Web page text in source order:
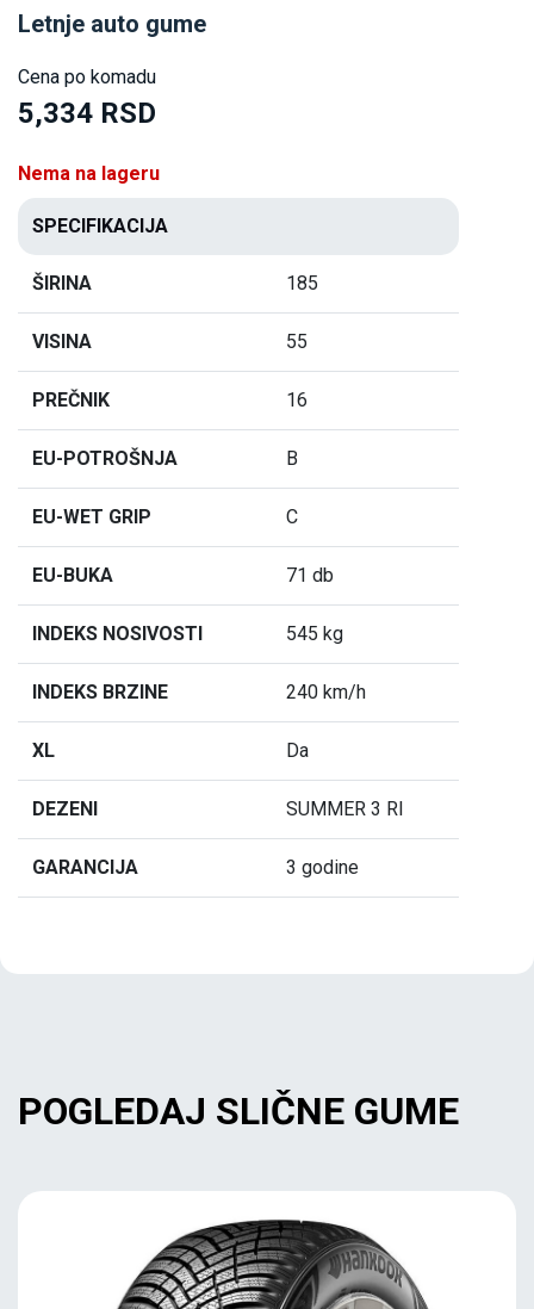
Letnje auto gume
Cena po komadu
5,334 RSD
Nema na lageru
SPECIFIKACIJA
ŠIRINA 185
VISINA 55
PREČNIK 16
EU-POTROŠNJA B
EU-WET GRIP C
EU-BUKA 71 db
INDEKS NOSIVOSTI 545 kg
INDEKS BRZINE 240 km/h
XL Da
DEZENI SUMMER 3 RI
GARANCIJA 3 godine
POGLEDAJ SLIČNE GUME